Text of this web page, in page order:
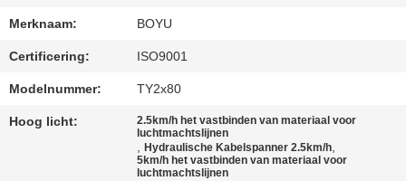
OM EEN
CITAAT
Merknaam: BOYU
Certificering: ISO9001
Modelnummer: TY2x80
Hoog licht:
2.5km/h het vastbinden van materiaal voor
luchtmachtslijnen
,Hydraulische Kabelspanner 2.5km/h,
5km/h het vastbinden van materiaal voor
luchtmachtslijnen